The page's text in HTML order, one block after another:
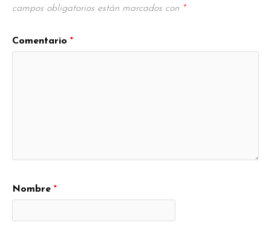
campos obligatorios están marcados con *
Comentario *
Nombre *